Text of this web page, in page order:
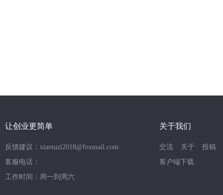
让创业更简单
反馈建议：xiaotuzi2018@foxmail.com
客服电话：
工作时间：周一到周六
关于我们
交流 关于
投稿
客户端下载